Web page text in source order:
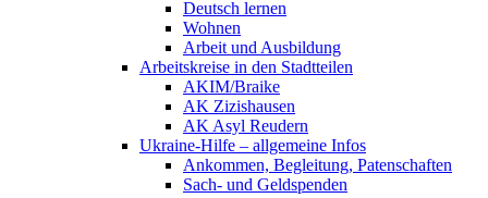
Deutsch lernen
Wohnen
Arbeit und Ausbildung
Arbeitskreise in den Stadtteilen
AKIM/Braike
AK Zizishausen
AK Asyl Reudern
Ukraine-Hilfe – allgemeine Infos
Ankommen, Begleitung, Patenschaften
Sach- und Geldspenden